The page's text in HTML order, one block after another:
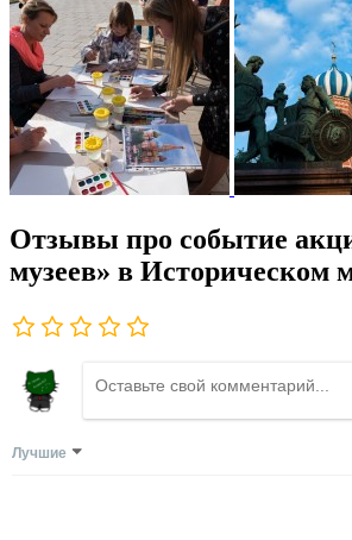
Отзывы про событие
музеев» в Историческом
Лучшие